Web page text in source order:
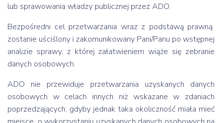
lub sprawowania władzy publicznej przez ADO.
Bezpośredni cel przetwarzania wraz z podstawą prawną
zostanie uściślony i zakomunikowany Pani/Panu po wstępnej
analizie sprawy, z której załatwieniem wiąże się zebranie
danych osobowych.
ADO nie przewiduje przetwarzania uzyskanych danych
osobowych w celach innych niż wskazane w zdaniach
poprzedzających, gdyby jednak taka okoliczność miała mieć